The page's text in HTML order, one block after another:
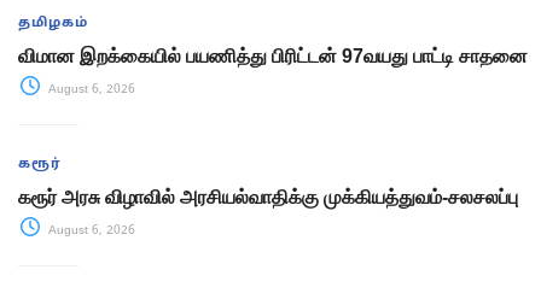
தமிழகம்
விமான இறக்கையில் பயணித்து பிரிட்டன் 97வயது பாட்டி சாதனை
August 6, 2026
கரூர்
கரூர் அரசு விழாவில் அரசியல்வாதிக்கு முக்கியத்துவம்-சலசலப்பு
August 6, 2026